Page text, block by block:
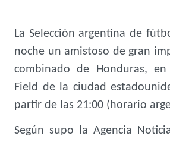
La Selección argentina de
noche un amistoso de gran
combinado de Honduras,
Field de la ciudad
partir de las 21:00 (horario
Según supo la Agencia